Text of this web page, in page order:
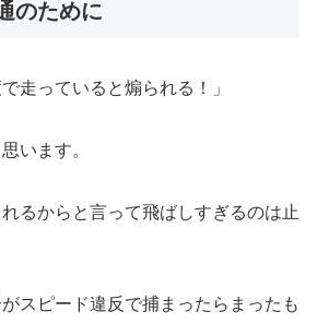
のために
走っていると煽られる！」
います。
るからと言って飛ばしすぎるのは止
スピード違反で捕まったらまったも